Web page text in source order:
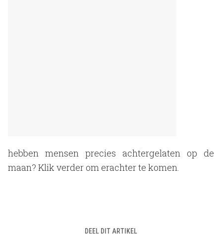
hebben mensen precies achtergelaten op de
maan? Klik verder om erachter te komen.
DEEL DIT ARTIKEL